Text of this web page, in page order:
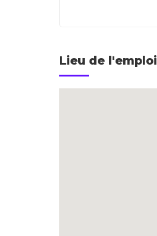
Lieu de l'emploi